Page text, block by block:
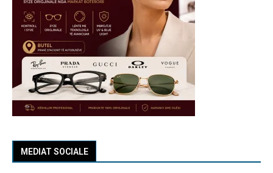
MEDIAT SOCIALE